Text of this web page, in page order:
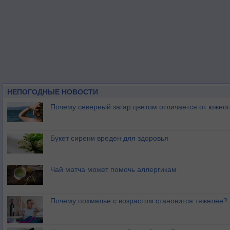
НЕПОГОДНЫЕ НОВОСТИ
Почему северный загар цветом отличается от
Букет сирени вреден для здоровья
Чай матча может помочь аллергикам
Почему похмелье с возрастом становится тяжелее?